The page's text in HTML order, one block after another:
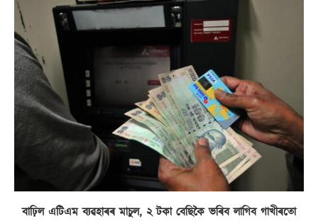
বাঢ়িল এটিএম ব্যৱহাৰৰ মাচুল, ২ টকা বেছিকৈ ভৰিব লাগিব গাখীৰতো